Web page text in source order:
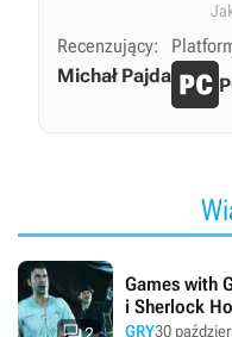
Recenzujący:
Michał Pajda
2
Games with
i Sherlock
GRY30